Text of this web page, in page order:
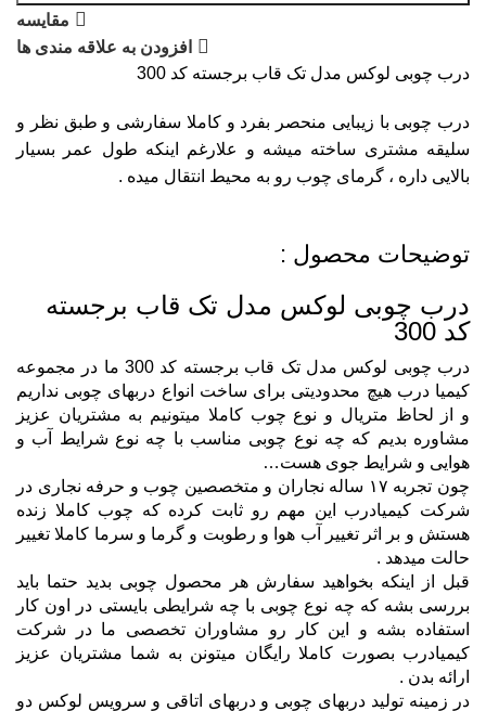
مقایسه
افزودن به علاقه مندی ها
درب چوبی لوکس مدل تک قاب برجسته کد 300
درب چوبی با زیبایی منحصر بفرد و کاملا سفارشی و طبق نظر و
سلیقه مشتری ساخته میشه و علارغم اینکه طول عمر بسیار
بالایی داره ، گرمای چوب رو به محیط انتقال میده .
توضیحات محصول :
درب چوبی لوکس مدل تک قاب برجسته
کد 300
درب چوبی لوکس مدل تک قاب برجسته کد 300 ما در مجموعه
کیمیا درب هیچ محدودیتی برای ساخت انواع دربهای چوبی نداریم
و از لحاظ متریال و نوع چوب کاملا میتونیم به مشتریان عزیز
مشاوره بدیم که چه نوع چوبی مناسب با چه نوع شرایط آب و
هوایی و شرایط جوی هست…
چون تجربه ۱۷ ساله نجاران و متخصصین چوب و حرفه نجاری در
شرکت کیمیادرب این مهم رو ثابت کرده که چوب کاملا زنده
هستش و بر اثر تغییر آب هوا و رطوبت و گرما و سرما کاملا تغییر
حالت میدهد .
قبل از اینکه بخواهید سفارش هر محصول چوبی بدید حتما باید
بررسی بشه که چه نوع چوبی با چه شرایطی بایستی در اون کار
استفاده بشه و این کار رو مشاوران تخصصی ما در شرکت
کیمیادرب بصورت کاملا رایگان میتونن به شما مشتریان عزیز
ارائه بدن .
در زمینه تولید دربهای چوبی و دربهای اتاقی و سرویس لوکس دو